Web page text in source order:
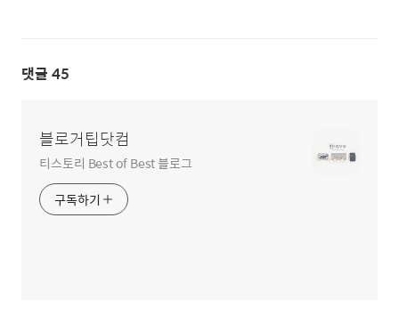
댓글 45
블로거팁닷컴
티스토리 Best of Best 블로그
구독하기